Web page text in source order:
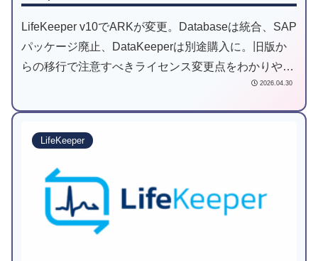
LifeKeeper v10でARKが変更。Databaseは統合、SAP
パッケージ廃止、DataKeeperは別途購入に。旧版か
らの移行で注意すべきライセンス変更点をわかりやす
2026.04.30
LifeKeeper